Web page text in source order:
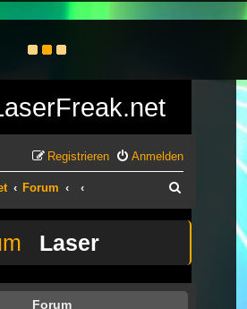
Anmelden
Registrieren
Forum
Laser
Forum